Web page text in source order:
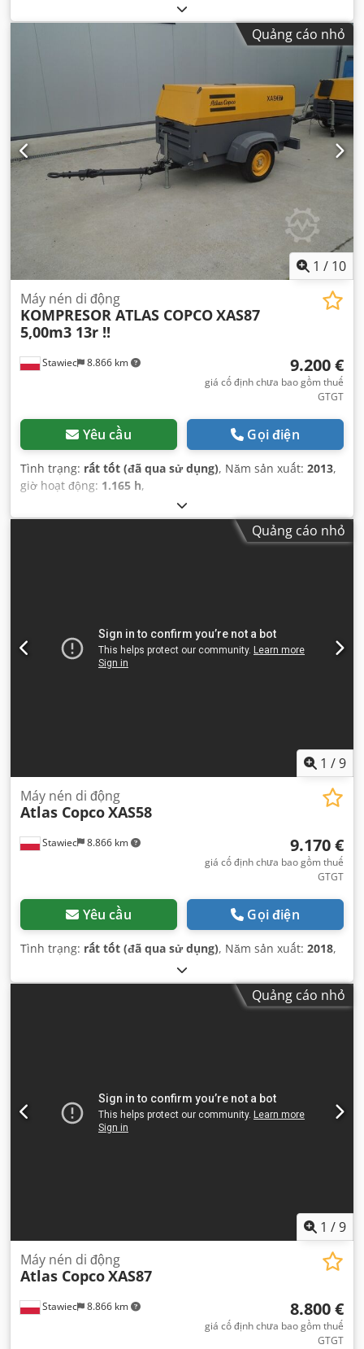
Quảng cáo nhỏ
1 / 10
Stawiec 8.866 km
Máy nén di động
KOMPRESOR ATLAS COPCOXAS87
5,00m3 13r !!
9.200 €
giá cố định chưa bao gồm thuế
GTGT
Yêu cầu Gọi điện
Tình trạng: rất tốt (đã qua sử dụng), Năm sản xuất: 2013,
giờ hoạt động: 1.165 h,
Quảng cáo nhỏ
1 /9
Stawiec 8.866 km
Máy nén di động
Atlas CopcoXAS58
9.170 €
giá cố định chưa bao gồm thuế
GTGT
Yêu cầu Gọi điện
Tình trạng: rất tốt (đã qua sử dụng), Năm sản xuất: 2018,
Quảng cáo nhỏ
1 /9
Stawiec 8.866 km
Máy nén di động
Atlas CopcoXAS87
8.800 €
giá cố định chưa bao gồm thuế
GTGT